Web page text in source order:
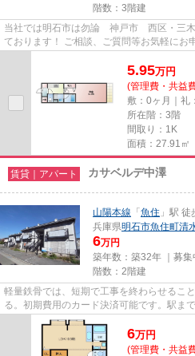
階数：3階建
当社では明石市は勿論 神戸市 西区・三木
ております！ ご相談、ご質問等お気軽にお
5.95万円
(管理費・共益
敷：0ヶ月｜礼
所在階：3階
間取り：1K
面積：27.91㎡
賃貸｜アパート カサベルデ中澤
山陽本線 「 魚住 」駅
兵庫県明石市魚住町清
6万円
築年数：築32年 ｜募集
階数：2階建
軽量鉄骨では、短期で工事を終わらせるこ
る。初期費用のカード決済可能です。駅ま
物件です。新しい生活のスタ...
6万円
(管理費・共益